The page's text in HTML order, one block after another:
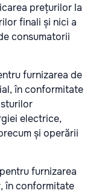
prețurilor la
finali și nici a
consumatorii
furnizarea de
în conformitate
electrice,
și operării
furnizarea
în conformitate